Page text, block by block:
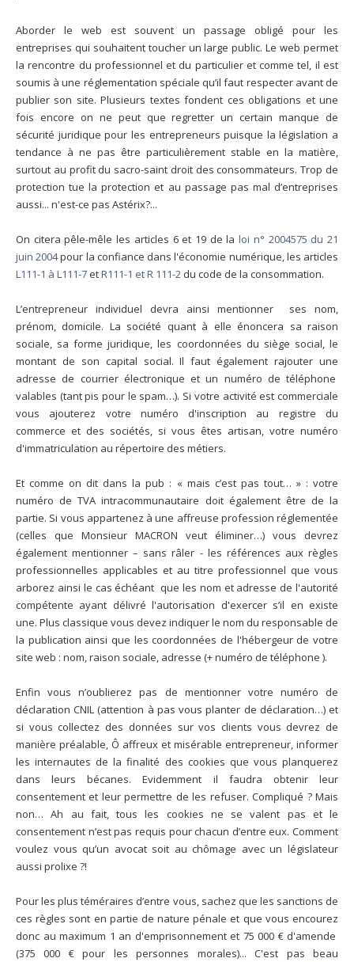
Aborder le web est souvent un passage obligé pour les
entreprises qui souhaitent toucher un large public. Le web permet
la rencontre du professionnel et du particulier et comme tel, il est
soumis à une réglementation spéciale qu’il faut respecter avant de
publier son site. Plusieurs textes fondent ces obligations et une
fois encore on ne peut que regretter un certain manque de
sécurité juridique pour les entrepreneurs puisque la législation a
tendance à ne pas être particulièrement stable en la matière,
surtout au profit du sacro-saint droit des consommateurs. Trop de
protection tue la protection et au passage pas mal d’entreprises
aussi... n'est-ce pas Astérix?...
On citera pêle-mêle les articles 6 et 19 de laloi n° 2004­575 du 21
juin 2004pour la confiance dans l'économie numérique, les articles
L11­1-1 à L111­-7etR111­-1 et R 111­-2 du code de la consommation.
L’entrepreneur individuel devra ainsi mentionner ses nom,
prénom, domicile. La société quant à elle énoncera sa raison
sociale, sa forme juridique, les coordonnées du siège social, le
montant de son capital social. Il faut également rajouter une
adresse de courrier électronique et un numéro de téléphone
valables (tant pis pour le spam…). Si votre activité est commerciale
vous ajouterez votre numéro d'inscription au registre du
commerce et des sociétés, si vous êtes artisan, votre numéro
d'immatriculation au répertoire des métiers.
Et comme on dit dans la pub : « mais c’est pas tout… » : votre
numéro de TVA intracommunautaire doit également être de la
partie. Si vous appartenez à une affreuse profession réglementée
(celles que Monsieur MACRON veut éliminer…) vous devrez
également mentionner – sans râler - les références aux règles
professionnelles applicables et au titre professionnel que vous
arborez ainsi le cas échéant que les nom et adresse de l'autorité
compétente ayant délivré l'autorisation d'exercer s’il en existe
une. Plus classique vous devez indiquer le nom du responsable de
la publication ainsi que les coordonnées de l'hébergeur de votre
site web : nom, raison sociale, adresse (+ numéro de téléphone ).
Enfin vous n’oublierez pas de mentionner votre numéro de
déclaration CNIL (attention à pas vous planter de déclaration…) et
si vous collectez des données sur vos clients vous devrez de
manière préalable, Ô affreux et misérable entrepreneur, informer
les internautes de la finalité des cookies que vous planquerez
dans leurs bécanes. Evidemment il faudra obtenir leur
consentement et leur permettre de les refuser. Compliqué ? Mais
non… Ah au fait, tous les cookies ne se valent pas et le
consentement n’est pas requis pour chacun d’entre eux. Comment
voulez vous qu’un avocat soit au chômage avec un législateur
aussi prolixe ?!
Pour les plus téméraires d’entre vous, sachez que les sanctions de
ces règles sont en partie de nature pénale et que vous encourez
donc au maximum 1 an d'emprisonnement et 75 000 € d'amende
(375 000 € pour les personnes morales)... C'est pas beau